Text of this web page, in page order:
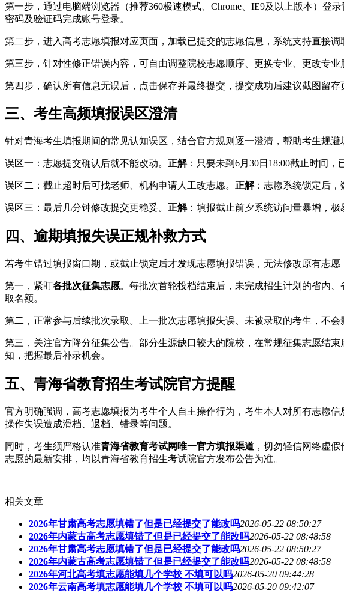
第一步，通过电脑端浏览器（推荐360极速模式、Chrome、IE9及以上版本）登录
密码及验证码完成账号登录。
第二步，进入高考志愿填报对应页面，加载已提交的志愿信息，系统支持直接调
第三步，针对性修正错误内容，可自由调整院校志愿顺序、更换专业、更改专
第四步，确认所有信息无误后，点击保存并最终提交，提交成功后建议截图留
三、考生高频填报误区澄清
针对青海考生填报期间的常见认知误区，结合官方规则逐一澄清，帮助考生规避
误区一：志愿提交确认后就不能改动。 正解：只要未到6月30日18:00截止时间
误区二：截止超时后可找老师、机构申请人工改志愿。 正解：志愿系统锁定后，
误区三：最后几分钟修改提交更稳妥。 正解：填报截止前夕系统访问量暴增，极
四、逾期填报失误正规补救方式
若考生错过填报窗口期，或截止锁定后才发现志愿填报错误，无法修改原有志
第一，紧盯各批次征集志愿。每批次首轮投档结束后，未完成招生计划的省内
取名额。
第二，正常参与后续批次录取。上一批次志愿填报失误、未被录取的考生，不
第三，关注官方降分征集公告。部分生源缺口较大的院校，在常规征集志愿结
知，把握最后补录机会。
五、青海省教育招生考试院官方提醒
官方明确强调，高考志愿填报为考生个人自主操作行为，考生本人对所有志愿
操作失误造成滑档、退档、错录等问题。
同时，考生须严格认准青海省教育考试网唯一官方填报渠道 ，切勿轻信网络虚
志愿的最新安排，均以青海省教育招生考试院官方发布公告为准。
相关文章
2026年甘肃高考志愿填错了但是已经提交了能改吗2026-05-22 08:50:27
2026年内蒙古高考志愿填错了但是已经提交了能改吗2026-05-22 08:48:58
2026年甘肃高考志愿填错了但是已经提交了能改吗2026-05-22 08:50:27
2026年内蒙古高考志愿填错了但是已经提交了能改吗2026-05-22 08:48:58
2026年河北高考填志愿能填几个学校 不填可以吗2026-05-20 09:44:28
2026年云南高考填志愿能填几个学校 不填可以吗2026-05-20 09:42:07